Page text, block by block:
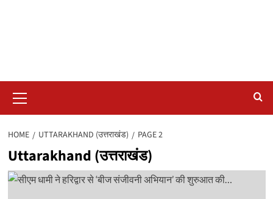
Menu
HOME UTTARAKHAND (उत्तराखंड) PAGE 2
Uttarakhand (उत्तराखंड)